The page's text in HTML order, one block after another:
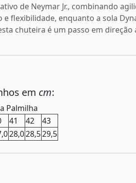
de Neymar Jr., combinando
flexibilidade, enquanto a sola
chuteira é um passo em
em cm:
Palmilha
41 42 43
28,028,529,5